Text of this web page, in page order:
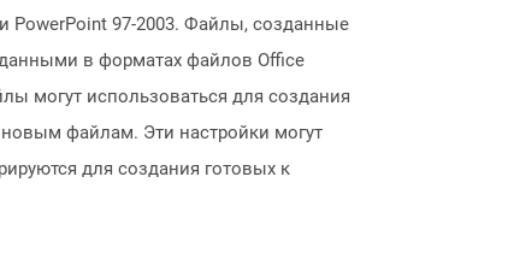
97-2003. Файлы, созданные
в форматах файлов Office
могут использоваться для создания
файлам. Эти настройки могут
для создания готовых к